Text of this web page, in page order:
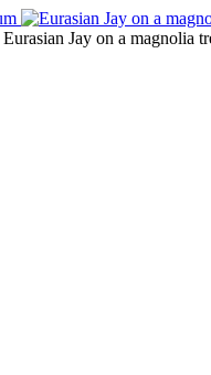
Eurasian Jay on a magnolia